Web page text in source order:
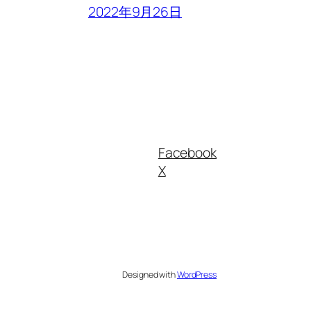
2022年9月26日
Facebook
X
Designed withWordPress